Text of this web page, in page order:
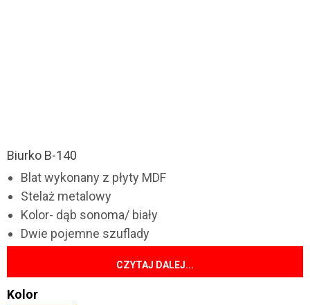
Biurko B-140
Blat wykonany z płyty MDF
Stelaż metalowy
Kolor- dąb sonoma/ biały
Dwie pojemne szuflady
CZYTAJ DALEJ...